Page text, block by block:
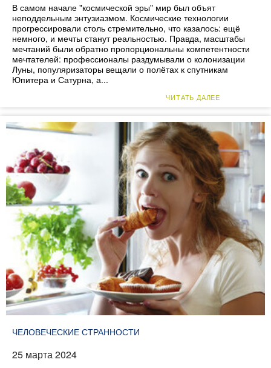
В самом начале "космической эры" мир был объят
неподдельным энтузиазмом. Космические технологии
прогрессировали столь стремительно, что казалось: ещё
немного, и мечты станут реальностью. Правда, масштабы
мечтаний были обратно пропорциональны компетентности
мечтателей: профессионалы раздумывали о колонизации
Луны, популяризаторы вещали о полётах к спутникам
Юпитера и Сатурна, а...
ЧИТАТЬ ДАЛЕЕ
ЧЕЛОВЕЧЕСКИЕ СТРАННОСТИ
25 марта 2024